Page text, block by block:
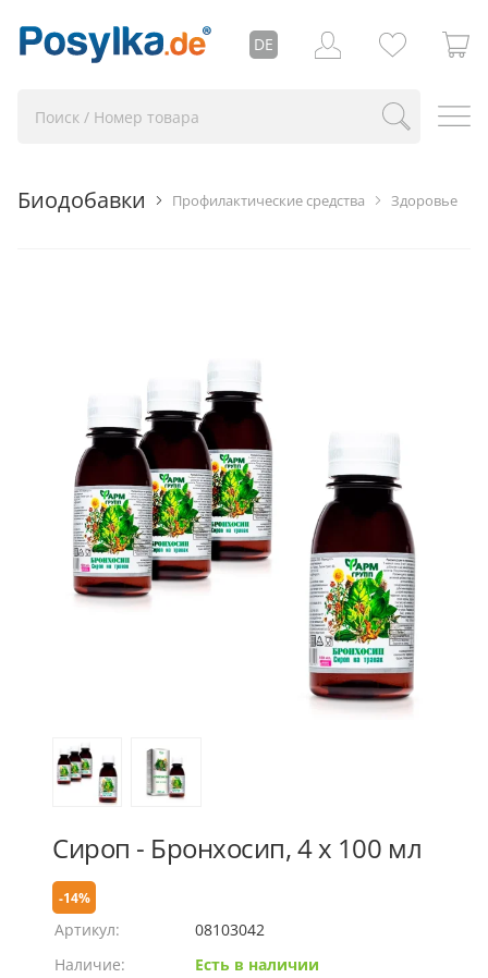
DE
Здоровье
Профилактические средства
Биодобавки
Сироп - Бронхосип, 4 х 100 мл
-14%
Артикул:
08103042
Наличие:
Есть в наличии